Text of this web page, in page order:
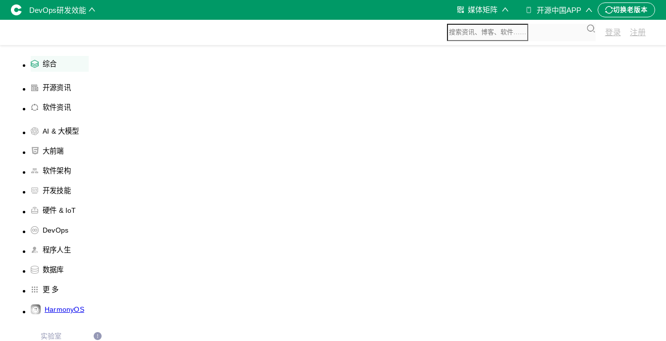
DevOps研发效能 媒体矩阵 开源中国APP 切换老版本
登录 注册
综合
开源资讯
软件资讯
AI & 大模型
大前端
软件架构
开发技能
硬件 & IoT
DevOps
程序人生
数据库
更 多
HarmonyOS
实验室